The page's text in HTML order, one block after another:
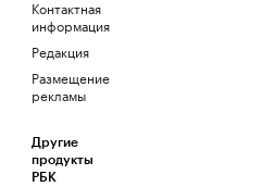
Контактная
информация
Редакция
Размещение
рекламы
Другие
продукты
РБК